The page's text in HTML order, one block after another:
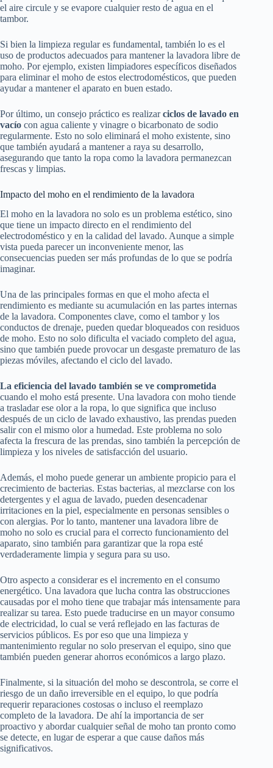
el aire circule y se evapore cualquier resto de agua en el
tambor.
Si bien la limpieza regular es fundamental, también lo es el
uso de productos adecuados para mantener la lavadora libre de
moho. Por ejemplo, existen limpiadores específicos diseñados
para eliminar el moho de estos electrodomésticos, que pueden
ayudar a mantener el aparato en buen estado.
Por último, un consejo práctico es realizarciclos de lavado en
vacío con agua caliente y vinagre o bicarbonato de sodio
regularmente. Esto no solo eliminará el moho existente, sino
que también ayudará a mantener a raya su desarrollo,
asegurando que tanto la ropa como la lavadora permanezcan
frescas y limpias.
Impacto del moho en el rendimiento de la lavadora
El moho en la lavadora no solo es un problema estético, sino
que tiene un impacto directo en el rendimiento del
electrodoméstico y en la calidad del lavado. Aunque a simple
vista pueda parecer un inconveniente menor, las
consecuencias pueden ser más profundas de lo que se podría
imaginar.
Una de las principales formas en que el moho afecta el
rendimiento es mediante su acumulación en las partes internas
de la lavadora. Componentes clave, como el tambor y los
conductos de drenaje, pueden quedar bloqueados con residuos
de moho. Esto no solo dificulta el vaciado completo del agua,
sino que también puede provocar un desgaste prematuro de las
piezas móviles, afectando el ciclo del lavado.
La eficiencia del lavado también se ve comprometida
cuando el moho está presente. Una lavadora con moho tiende
a trasladar ese olor a la ropa, lo que significa que incluso
después de un ciclo de lavado exhaustivo, las prendas pueden
salir con el mismo olor a humedad. Este problema no solo
afecta la frescura de las prendas, sino también la percepción de
limpieza y los niveles de satisfacción del usuario.
Además, el moho puede generar un ambiente propicio para el
crecimiento de bacterias. Estas bacterias, al mezclarse con los
detergentes y el agua de lavado, pueden desencadenar
irritaciones en la piel, especialmente en personas sensibles o
con alergias. Por lo tanto, mantener una lavadora libre de
moho no solo es crucial para el correcto funcionamiento del
aparato, sino también para garantizar que la ropa esté
verdaderamente limpia y segura para su uso.
Otro aspecto a considerar es el incremento en el consumo
energético. Una lavadora que lucha contra las obstrucciones
causadas por el moho tiene que trabajar más intensamente para
realizar su tarea. Esto puede traducirse en un mayor consumo
de electricidad, lo cual se verá reflejado en las facturas de
servicios públicos. Es por eso que una limpieza y
mantenimiento regular no solo preservan el equipo, sino que
también pueden generar ahorros económicos a largo plazo.
Finalmente, si la situación del moho se descontrola, se corre el
riesgo de un daño irreversible en el equipo, lo que podría
requerir reparaciones costosas o incluso el reemplazo
completo de la lavadora. De ahí la importancia de ser
proactivo y abordar cualquier señal de moho tan pronto como
se detecte, en lugar de esperar a que cause daños más
significativos.